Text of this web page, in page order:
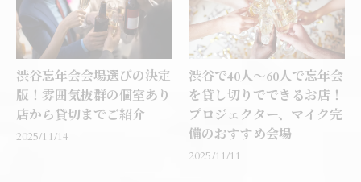
渋谷忘年会会場選びの決定
版！雰囲気抜群の個室あり
店から貸切までご紹介
2025/11/14
渋谷で40人～60人で忘年会
を貸し切りでできるお店！
プロジェクター、マイク完
備のおすすめ会場
2025/11/11